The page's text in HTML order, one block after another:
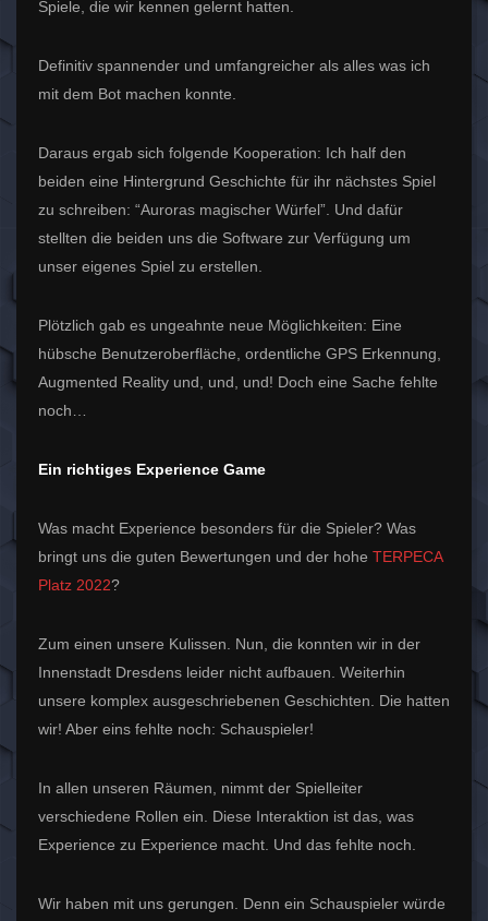
Spiele, die wir kennen gelernt hatten.
Definitiv spannender und umfangreicher als alles was ich
mit dem Bot machen konnte.
Daraus ergab sich folgende Kooperation: Ich half den
beiden eine Hintergrund Geschichte für ihr nächstes Spiel
zu schreiben: “Auroras magischer Würfel”. Und dafür
stellten die beiden uns die Software zur Verfügung um
unser eigenes Spiel zu erstellen.
Plötzlich gab es ungeahnte neue Möglichkeiten: Eine
hübsche Benutzeroberfläche, ordentliche GPS Erkennung,
Augmented Reality und, und, und! Doch eine Sache fehlte
noch…
Ein richtiges Experience Game
Was macht Experience besonders für die Spieler? Was
bringt uns die guten Bewertungen und der hohe TERPECA
Platz 2022?
Zum einen unsere Kulissen. Nun, die konnten wir in der
Innenstadt Dresdens leider nicht aufbauen. Weiterhin
unsere komplex ausgeschriebenen Geschichten. Die hatten
wir! Aber eins fehlte noch: Schauspieler!
In allen unseren Räumen, nimmt der Spielleiter
verschiedene Rollen ein. Diese Interaktion ist das, was
Experience zu Experience macht. Und das fehlte noch.
Wir haben mit uns gerungen. Denn ein Schauspieler würde